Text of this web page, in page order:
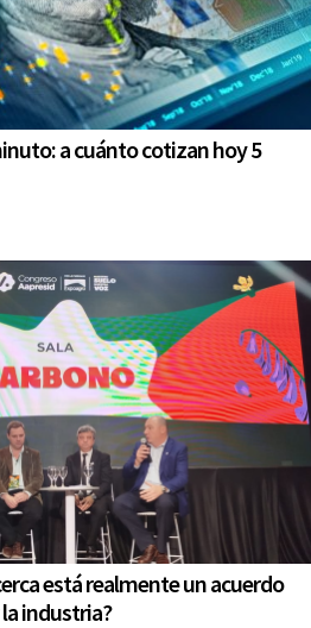
a cuánto cotizan hoy 5
está realmente un acuerdo
industria?